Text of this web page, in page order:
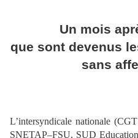
Un mois
que sont devenus
sans
L’intersyndicale nationale
SNETAP–FSU, SUD